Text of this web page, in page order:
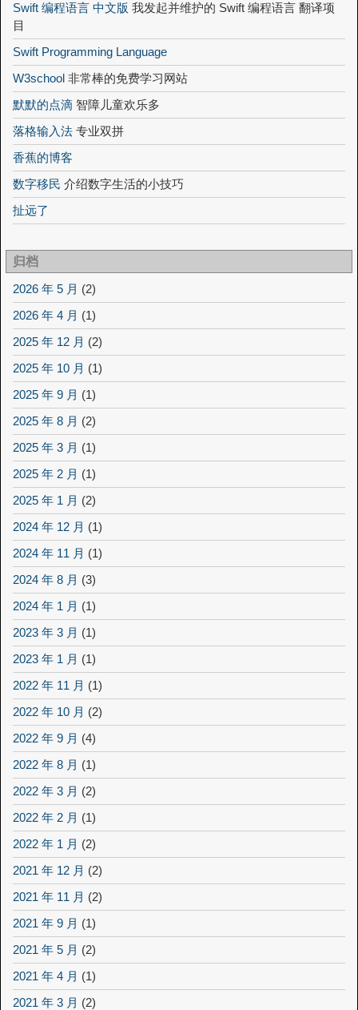
Swift 编程语言 中文版 我发起并维护的 Swift 编程语言 翻译项
目
Swift Programming Language
W3school 非常棒的免费学习网站
默默的点滴 智障儿童欢乐多
落格输入法 专业双拼
香蕉的博客
数字移民 介绍数字生活的小技巧
扯远了
归档
2026 年 5 月 (2)
2026 年 4 月 (1)
2025 年 12 月 (2)
2025 年 10 月 (1)
2025 年 9 月 (1)
2025 年 8 月 (2)
2025 年 3 月 (1)
2025 年 2 月 (1)
2025 年 1 月 (2)
2024 年 12 月 (1)
2024 年 11 月 (1)
2024 年 8 月 (3)
2024 年 1 月 (1)
2023 年 3 月 (1)
2023 年 1 月 (1)
2022 年 11 月 (1)
2022 年 10 月 (2)
2022 年 9 月 (4)
2022 年 8 月 (1)
2022 年 3 月 (2)
2022 年 2 月 (1)
2022 年 1 月 (2)
2021 年 12 月 (2)
2021 年 11 月 (2)
2021 年 9 月 (1)
2021 年 5 月 (2)
2021 年 4 月 (1)
2021 年 3 月 (2)